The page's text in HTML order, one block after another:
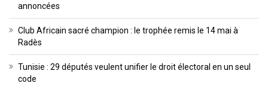
annoncées
Club Africain sacré champion : le trophée remis le 14 mai à
Radès
Tunisie : 29 députés veulent unifier le droit électoral en un seul
code